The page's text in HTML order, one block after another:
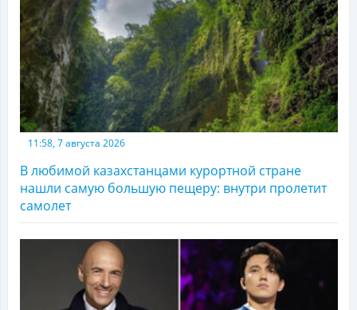
11:58, 7 августа 2026
В любимой казахстанцами курортной стране
нашли самую большую пещеру: внутри пролетит
самолет